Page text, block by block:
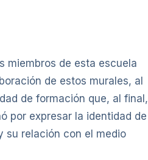
miembros de esta escuela
de estos murales, al
de formación que, al final,
por expresar la identidad de
su relación con el medio